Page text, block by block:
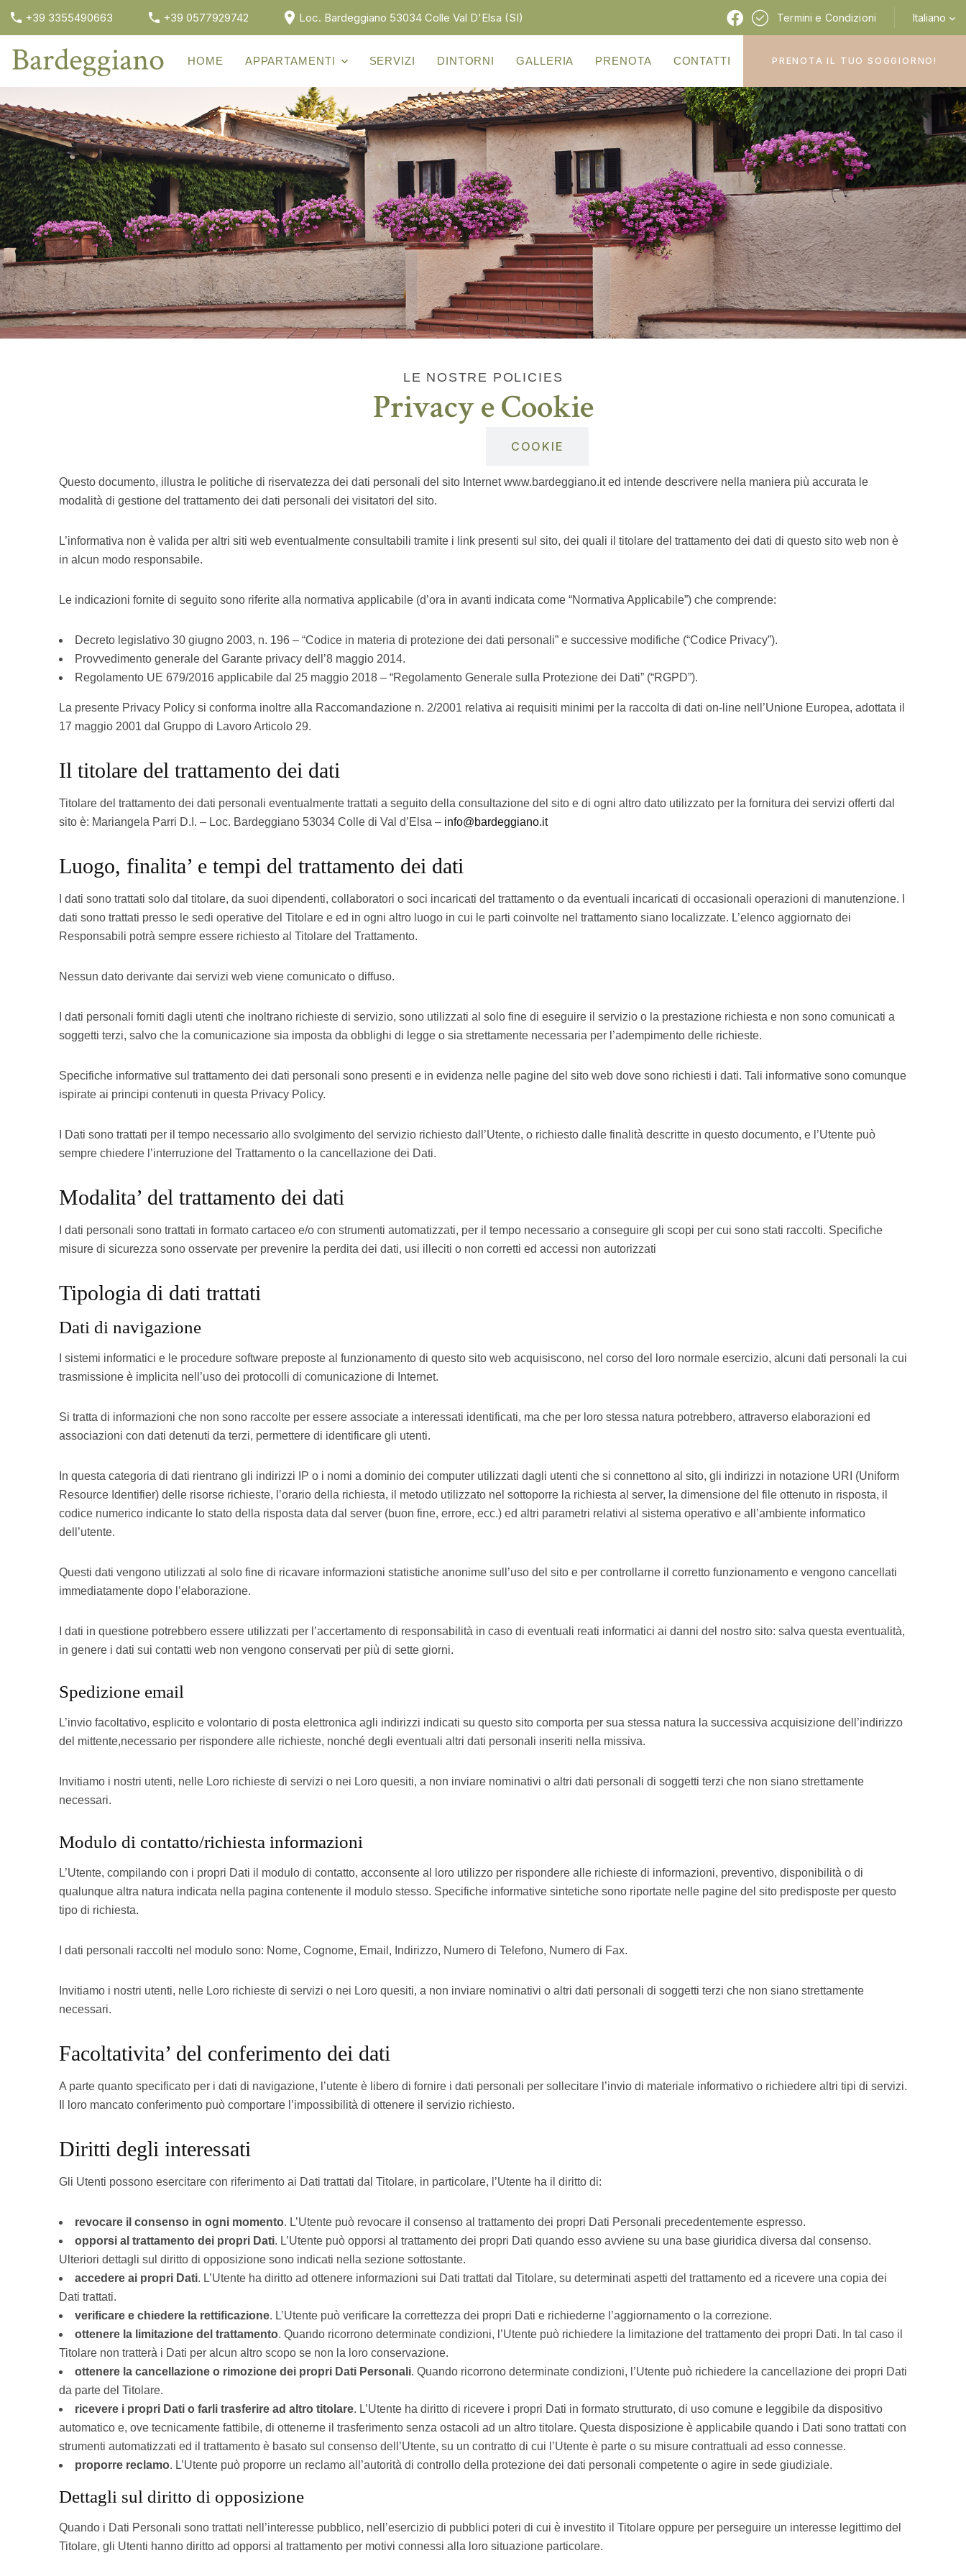
+39 3355490663 +39 0577929742 Loc. Bardeggiano 53034 Colle Val D'Elsa (SI) Termini e Condizioni Italiano
HOME APPARTAMENTI SERVIZI DINTORNI GALLERIA PRENOTA CONTATTI PRENOTA IL TUO SOGGIORNO!
LE N O STR E P OLI C I ES
Privacy e Cookie
COOKIE
Questo documento, illustra le politiche di riservatezza dei dati personali del sito Internet www.bardeggiano.it ed intende descrivere nella maniera più accurata le
modalità di gestione del trattamento dei dati personali dei visitatori del sito.
L’informativa non è valida per altri siti web eventualmente consultabili tramite i link presenti sul sito, dei quali il titolare del trattamento dei dati di questo sito web non è
in alcun modo responsabile.
Le indicazioni fornite di seguito sono riferite alla normativa applicabile (d’ora in avanti indicata come “Normativa Applicabile”) che comprende:
Decreto legislativo 30 giugno 2003, n. 196 – “Codice in materia di protezione dei dati personali” e successive modifiche (“Codice Privacy”).
Provvedimento generale del Garante privacy dell’8 maggio 2014.
Regolamento UE 679/2016 applicabile dal 25 maggio 2018 – “Regolamento Generale sulla Protezione dei Dati” (“RGPD”).
La presente Privacy Policy si conforma inoltre alla Raccomandazione n. 2/2001 relativa ai requisiti minimi per la raccolta di dati on-line nell’Unione Europea, adottata il
17 maggio 2001 dal Gruppo di Lavoro Articolo 29.
Il titolare del trattamento dei dati
Titolare del trattamento dei dati personali eventualmente trattati a seguito della consultazione del sito e di ogni altro dato utilizzato per la fornitura dei servizi offerti dal
sito è: Mariangela Parri D.I. – Loc. Bardeggiano 53034 Colle di Val d’Elsa – info@bardeggiano.it
Luogo, finalita’ e tempi del trattamento dei dati
I dati sono trattati solo dal titolare, da suoi dipendenti, collaboratori o soci incaricati del trattamento o da eventuali incaricati di occasionali operazioni di manutenzione. I
dati sono trattati presso le sedi operative del Titolare e ed in ogni altro luogo in cui le parti coinvolte nel trattamento siano localizzate. L’elenco aggiornato dei
Responsabili potrà sempre essere richiesto al Titolare del Trattamento.
Nessun dato derivante dai servizi web viene comunicato o diffuso.
I dati personali forniti dagli utenti che inoltrano richieste di servizio, sono utilizzati al solo fine di eseguire il servizio o la prestazione richiesta e non sono comunicati a
soggetti terzi, salvo che la comunicazione sia imposta da obblighi di legge o sia strettamente necessaria per l’adempimento delle richieste.
Specifiche informative sul trattamento dei dati personali sono presenti e in evidenza nelle pagine del sito web dove sono richiesti i dati. Tali informative sono comunque
ispirate ai principi contenuti in questa Privacy Policy.
I Dati sono trattati per il tempo necessario allo svolgimento del servizio richiesto dall’Utente, o richiesto dalle finalità descritte in questo documento, e l’Utente può
sempre chiedere l’interruzione del Trattamento o la cancellazione dei Dati.
Modalita’ del trattamento dei dati
I dati personali sono trattati in formato cartaceo e/o con strumenti automatizzati, per il tempo necessario a conseguire gli scopi per cui sono stati raccolti. Specifiche
misure di sicurezza sono osservate per prevenire la perdita dei dati, usi illeciti o non corretti ed accessi non autorizzati
Tipologia di dati trattati
Dati di navigazione
I sistemi informatici e le procedure software preposte al funzionamento di questo sito web acquisiscono, nel corso del loro normale esercizio, alcuni dati personali la cui
trasmissione è implicita nell’uso dei protocolli di comunicazione di Internet.
Si tratta di informazioni che non sono raccolte per essere associate a interessati identificati, ma che per loro stessa natura potrebbero, attraverso elaborazioni ed
associazioni con dati detenuti da terzi, permettere di identificare gli utenti.
In questa categoria di dati rientrano gli indirizzi IP o i nomi a dominio dei computer utilizzati dagli utenti che si connettono al sito, gli indirizzi in notazione URI (Uniform
Resource Identifier) delle risorse richieste, l’orario della richiesta, il metodo utilizzato nel sottoporre la richiesta al server, la dimensione del file ottenuto in risposta, il
codice numerico indicante lo stato della risposta data dal server (buon fine, errore, ecc.) ed altri parametri relativi al sistema operativo e all’ambiente informatico
dell’utente.
Questi dati vengono utilizzati al solo fine di ricavare informazioni statistiche anonime sull’uso del sito e per controllarne il corretto funzionamento e vengono cancellati
immediatamente dopo l’elaborazione.
I dati in questione potrebbero essere utilizzati per l’accertamento di responsabilità in caso di eventuali reati informatici ai danni del nostro sito: salva questa eventualità,
in genere i dati sui contatti web non vengono conservati per più di sette giorni.
Spedizione email
L’invio facoltativo, esplicito e volontario di posta elettronica agli indirizzi indicati su questo sito comporta per sua stessa natura la successiva acquisizione dell’indirizzo
del mittente,necessario per rispondere alle richieste, nonché degli eventuali altri dati personali inseriti nella missiva.
Invitiamo i nostri utenti, nelle Loro richieste di servizi o nei Loro quesiti, a non inviare nominativi o altri dati personali di soggetti terzi che non siano strettamente
necessari.
Modulo di contatto/richiesta informazioni
L’Utente, compilando con i propri Dati il modulo di contatto, acconsente al loro utilizzo per rispondere alle richieste di informazioni, preventivo, disponibilità o di
qualunque altra natura indicata nella pagina contenente il modulo stesso. Specifiche informative sintetiche sono riportate nelle pagine del sito predisposte per questo
tipo di richiesta.
I dati personali raccolti nel modulo sono: Nome, Cognome, Email, Indirizzo, Numero di Telefono, Numero di Fax.
Invitiamo i nostri utenti, nelle Loro richieste di servizi o nei Loro quesiti, a non inviare nominativi o altri dati personali di soggetti terzi che non siano strettamente
necessari.
Facoltativita’ del conferimento dei dati
A parte quanto specificato per i dati di navigazione, l’utente è libero di fornire i dati personali per sollecitare l’invio di materiale informativo o richiedere altri tipi di servizi.
Il loro mancato conferimento può comportare l’impossibilità di ottenere il servizio richiesto.
Diritti degli interessati
Gli Utenti possono esercitare con riferimento ai Dati trattati dal Titolare, in particolare, l’Utente ha il diritto di:
revocare il consenso in ogni momento. L’Utente può revocare il consenso al trattamento dei propri Dati Personali precedentemente espresso.
opporsi al trattamento dei propri Dati. L’Utente può opporsi al trattamento dei propri Dati quando esso avviene su una base giuridica diversa dal consenso.
Ulteriori dettagli sul diritto di opposizione sono indicati nella sezione sottostante.
accedere ai propri Dati. L’Utente ha diritto ad ottenere informazioni sui Dati trattati dal Titolare, su determinati aspetti del trattamento ed a ricevere una copia dei
Dati trattati.
verificare e chiedere la rettificazione. L’Utente può verificare la correttezza dei propri Dati e richiederne l’aggiornamento o la correzione.
ottenere la limitazione del trattamento. Quando ricorrono determinate condizioni, l’Utente può richiedere la limitazione del trattamento dei propri Dati. In tal caso il
Titolare non tratterà i Dati per alcun altro scopo se non la loro conservazione.
ottenere la cancellazione o rimozione dei propri Dati Personali. Quando ricorrono determinate condizioni, l’Utente può richiedere la cancellazione dei propri Dati
da parte del Titolare.
ricevere i propri Dati o farli trasferire ad altro titolare. L’Utente ha diritto di ricevere i propri Dati in formato strutturato, di uso comune e leggibile da dispositivo
automatico e, ove tecnicamente fattibile, di ottenerne il trasferimento senza ostacoli ad un altro titolare. Questa disposizione è applicabile quando i Dati sono trattati con
strumenti automatizzati ed il trattamento è basato sul consenso dell’Utente, su un contratto di cui l’Utente è parte o su misure contrattuali ad esso connesse.
proporre reclamo. L’Utente può proporre un reclamo all’autorità di controllo della protezione dei dati personali competente o agire in sede giudiziale.
Dettagli sul diritto di opposizione
Quando i Dati Personali sono trattati nell’interesse pubblico, nell’esercizio di pubblici poteri di cui è investito il Titolare oppure per perseguire un interesse legittimo del
Titolare, gli Utenti hanno diritto ad opporsi al trattamento per motivi connessi alla loro situazione particolare.